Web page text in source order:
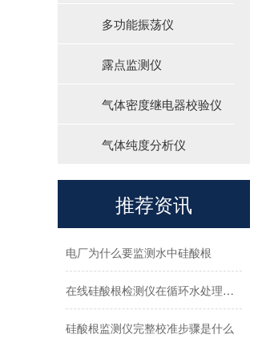
多功能振荡仪
露点监测仪
气体密度继电器校验仪
气体纯度分析仪
推荐资讯